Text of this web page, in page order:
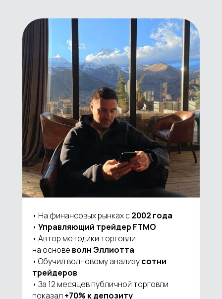
• На финансовых рынках с2002 года
• Управляющий трейдер FTMO
• Автор методики торговли
на основе волн Эллиотта
• Обучил волновому анализусотни
трейдеров
• За 12 месяцев публичной торговли
показал +70% к депозиту